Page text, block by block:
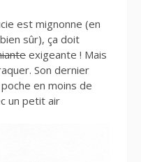
est mignonne (en
sûr), ça doit
exigeante ! Mais
Son dernier
en moins de
un petit air